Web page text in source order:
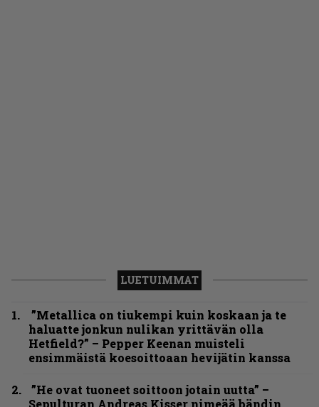
LUETUIMMAT
”Metallica on tiukempi kuin koskaan ja te
haluatte jonkun nulikan yrittävän olla
Hetfield?” – Pepper Keenan muisteli
ensimmäistä koesoittoaan hevijätin kanssa
”He ovat tuoneet soittoon jotain uutta” –
Sepulturan Andreas Kisser nimeää bändin,